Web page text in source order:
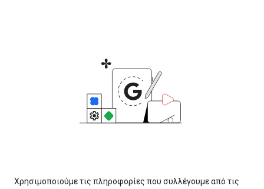
Χρησιμοποιούμε τις πληροφορίες που συλλέγουμε από τις